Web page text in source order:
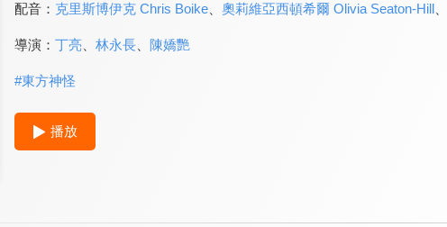
配音： 克里斯博伊克 Chris Boike、 奧莉維亞西頓希爾 Olivia Seaton-Hill、
導演： 丁亮、 林永長、 陳嬌艷
#東方神怪
播放